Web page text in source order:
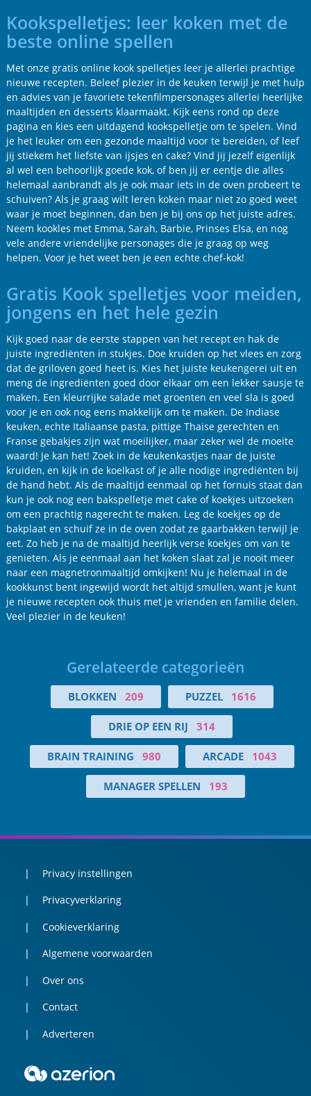
Kookspelletjes: leer koken met de
beste online spellen
Met onze gratis online kook spelletjes leer je allerlei prachtige
nieuwe recepten. Beleef plezier in de keuken terwijl je met hulp
en advies van je favoriete tekenfilmpersonages allerlei heerlijke
maaltijden en desserts klaarmaakt. Kijk eens rond op deze
pagina en kies een uitdagend kookspelletje om te spelen. Vind
je het leuker om een gezonde maaltijd voor te bereiden, of leef
jij stiekem het liefste van ijsjes en cake? Vind jij jezelf eigenlijk
al wel een behoorlijk goede kok, of ben jij er eentje die alles
helemaal aanbrandt als je ook maar iets in de oven probeert te
schuiven? Als je graag wilt leren koken maar niet zo goed weet
waar je moet beginnen, dan ben je bij ons op het juiste adres.
Neem kookles met Emma, Sarah, Barbie, Prinses Elsa, en nog
vele andere vriendelijke personages die je graag op weg
helpen. Voor je het weet ben je een echte chef-kok!
Gratis Kook spelletjes voor meiden,
jongens en het hele gezin
Kijk goed naar de eerste stappen van het recept en hak de
juiste ingrediënten in stukjes. Doe kruiden op het vlees en zorg
dat de griloven goed heet is. Kies het juiste keukengerei uit en
meng de ingrediënten goed door elkaar om een lekker sausje te
maken. Een kleurrijke salade met groenten en veel sla is goed
voor je en ook nog eens makkelijk om te maken. De Indiase
keuken, echte Italiaanse pasta, pittige Thaise gerechten en
Franse gebakjes zijn wat moeilijker, maar zeker wel de moeite
waard! Je kan het! Zoek in de keukenkastjes naar de juiste
kruiden, en kijk in de koelkast of je alle nodige ingrediënten bij
de hand hebt. Als de maaltijd eenmaal op het fornuis staat dan
kun je ook nog een bakspelletje met cake of koekjes uitzoeken
om een prachtig nagerecht te maken. Leg de koekjes op de
bakplaat en schuif ze in de oven zodat ze gaarbakken terwijl je
eet. Zo heb je na de maaltijd heerlijk verse koekjes om van te
genieten. Als je eenmaal aan het koken slaat zal je nooit meer
naar een magnetronmaaltijd omkijken! Nu je helemaal in de
kookkunst bent ingewijd wordt het altijd smullen, want je kunt
je nieuwe recepten ook thuis met je vrienden en familie delen.
Veel plezier in de keuken!
Gerelateerde categorieën
BLOKKEN 209 PUZZEL 1616
DRIE OP EEN RIJ 314
BRAIN TRAINING 980 ARCADE 1043
MANAGER SPELLEN 193
Privacy instellingen
Privacyverklaring
Cookieverklaring
Algemene voorwaarden
Over ons
Contact
Adverteren